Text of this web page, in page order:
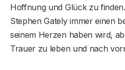
Hoffnung und Glück zu
Stephen Gately immer einen
seinem Herzen haben wird,
Trauer zu leben und nach